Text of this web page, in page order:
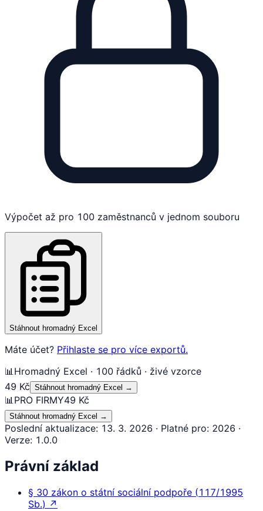
Výpočet až pro 100 zaměstnanců v jednom souboru
Stáhnout hromadný Excel
Máte účet? Přihlaste se pro více exportů.
📊 Hromadný Excel · 100 řádků · živé vzorce
49 Kč Stáhnout hromadný Excel →
📊 PRO FIRMY49 Kč
Stáhnout hromadný Excel →
Poslední aktualizace: 13. 3. 2026 · Platné pro: 2026 ·
Verze: 1.0.0
Právní základ
§ 30 zákon o státní sociální podpoře (117/1995
Sb.) ↗